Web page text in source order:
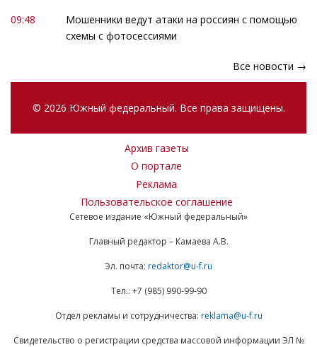
09:48
Мошенники ведут атаки на россиян с помощью
схемы с фотосессиями
Все новости →
© 2026 Южный федеральный. Все права защищены.
Архив газеты
О портале
Реклама
Пользовательское соглашение
Сетевое издание «Южный федеральный»
Главный редактор – Камаева А.В.
Эл. почта: redaktor@u-f.ru
Тел.: +7 (985) 990-99-90
Отдел рекламы и сотрудничества: reklama@u-f.ru
Свидетельство о регистрации средства массовой информации ЭЛ №